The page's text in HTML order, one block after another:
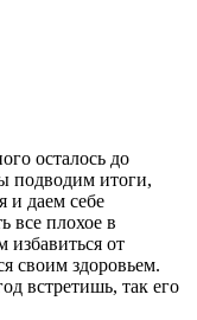
осталось до
подводим итоги,
и даем себе
все плохое в
избавиться от
своим здоровьем.
встретишь, так его